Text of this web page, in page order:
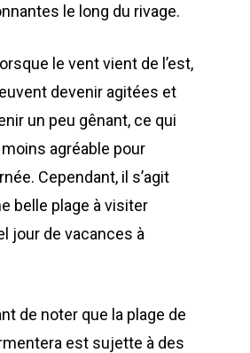
le long du rivage.
le vent vient de l’est,
devenir agitées et
un peu gênant, ce qui
agréable pour
Cependant, il s’agit
belle plage à visiter
jour de vacances à
de noter que la plage de
est sujette à des